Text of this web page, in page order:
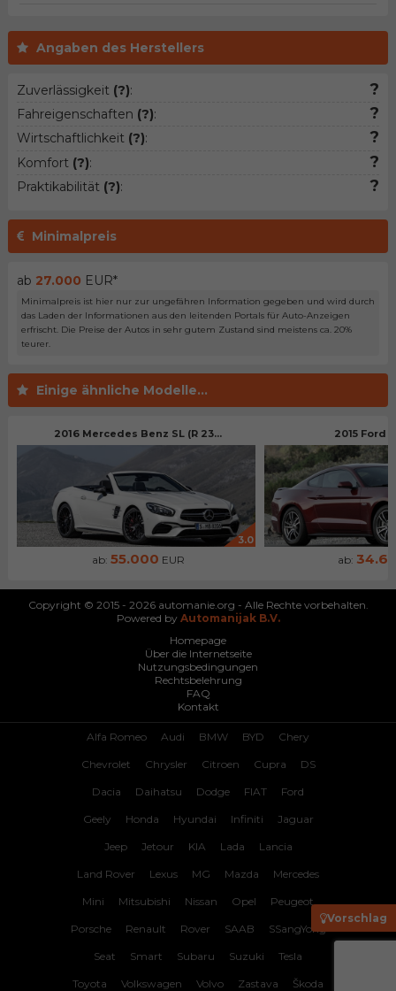
Angaben des Herstellers
Zuverlässigkeit (?): ?
Fahreigenschaften (?): ?
Wirtschaftlichkeit (?): ?
Komfort (?): ?
Praktikabilität (?): ?
Minimalpreis
ab 27.000 EUR*
Minimalpreis ist hier nur zur ungefähren Information gegeben und wird durch
das Laden der Informationen aus den leitenden Portals für Auto-Anzeigen
erfrischt. Die Preise der Autos in sehr gutem Zustand sind meistens ca. 20%
teurer.
Einige ähnliche Modelle...
2016 Mercedes Benz SL (R 23...
3.0
ab: 55.000 EUR
2015 Ford
ab:
Vorschlag
Copyright © 2015 - 2026 automanie.org - Alle Rechte vorbehalten.
Powered by Automanijak B.V.
Homepage
Über die Internetseite
Nutzungsbedingungen
Rechtsbelehrung
FAQ
Kontakt
Alfa Romeo Audi BMW BYD Chery
Chevrolet Chrysler Citroen Cupra DS
Dacia Daihatsu Dodge FIAT Ford
Geely Honda Hyundai Infiniti Jaguar
Jeep Jetour KIA Lada Lancia
Land Rover Lexus MG Mazda Mercedes
Mini Mitsubishi Nissan Opel Peugeot
Porsche Renault Rover SAAB SSangYong
Seat Smart Subaru Suzuki Tesla
Toyota Volkswagen Volvo Zastava Škoda